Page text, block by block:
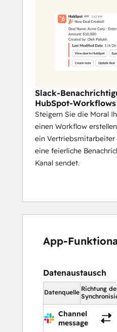
Slack-
HubSpot-Workflows
Steigern Sie die Moral
einen Workflow
ein Vertriebsmitarbeiter
eine feierliche
Kanal sendet.
App-
Datenaustausch
Datenquelle Richtung
Channel
message